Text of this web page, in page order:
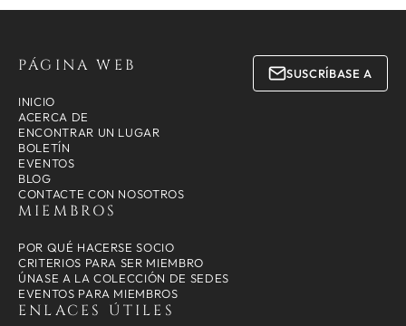
PÁGINA WEB
INICIO
ACERCA DE
ENCONTRAR UN LUGAR
BOLETÍN
EVENTOS
BLOG
CONTACTE CON NOSOTROS
MIEMBROS
POR QUÉ HACERSE SOCIO
CRITERIOS PARA SER MIEMBRO
ÚNASE A LA COLECCIÓN DE SEDES
EVENTOS PARA MIEMBROS
ENLACES ÚTILES
SUSCRÍBASE A